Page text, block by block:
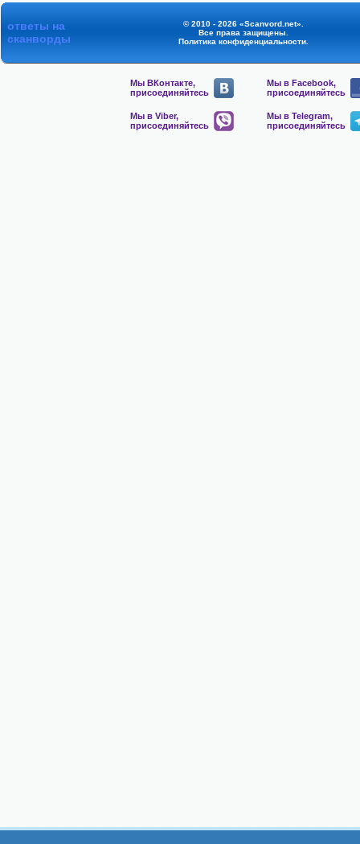
ответы на
сканворды
© 2010 - 2026 «Scanvord.net».
Все права защищены.
Политика конфиденциальности.
Мы ВКонтакте,
присоединяйтесь
Мы в Facebook,
присоединяйтесь
Мы в Viber,
присоединяйтесь
Мы в Telegram,
присоединяйтесь